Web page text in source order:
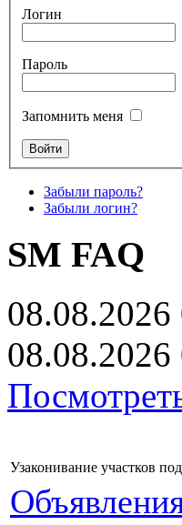
Логин
Пароль
Запомнить меня
Забыли пароль?
Забыли логин?
SM FAQ
08.08.2026
08.08.2026
Узаконивание участков